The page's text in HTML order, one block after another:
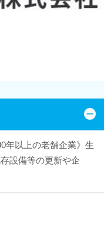
年以上の老舗企業》生
設備等の更新や企